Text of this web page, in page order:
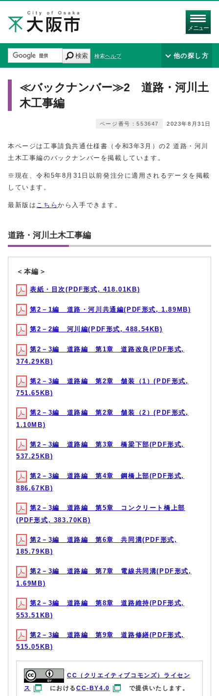
メニュー
検索 検索ヘルプ 他の探し方
≪バックナンバー≫2 道路・河川土
木工事編
2023年8月31日
ページ番号：553647
本ページは工事請負共通仕様書（令和3年3月）の2 道路・河川
土木工事編のバックナンバーを掲載しています。
※現在、令和5年8月31日以前発注分に適用されるデータを掲載
しています。
最新版は こちらから入手できます。
道路・河川土木工事編
＜本編＞
表紙・目次(PDF形式, 418.01KB)
第2－1編 道路・河川共通編(PDF形式, 1.89MB)
第2－2編 河川編(PDF形式, 488.54KB)
第2－3編 道路編 第1章 道路改良(PDF形式,
374.29KB)
第2－3編 道路編 第2章 舗装（1）(PDF形式,
751.65KB)
第2－3編 道路編 第2章 舗装（2）(PDF形式,
1.10MB)
第2－3編 道路編 第3章 橋梁下部(PDF形式,
537.25KB)
第2－3編 道路編 第4章 鋼橋上部(PDF形式,
886.67KB)
第2－3編 道路編 第5章 コンクリート橋上部
(PDF形式, 383.70KB)
第2－3編 道路編 第6章 共同溝(PDF形式,
185.79KB)
第2－3編 道路編 第7章 電線共同溝(PDF形式,
1.69MB)
第2－3編 道路編 第8章 道路維持(PDF形式,
553.51KB)
第2－3編 道路編 第9章 道路修繕(PDF形式,
515.05KB)
CC（クリエイティブコモンズ）ライセン
ス
におけるCC-BY4.0 で提供いたします。